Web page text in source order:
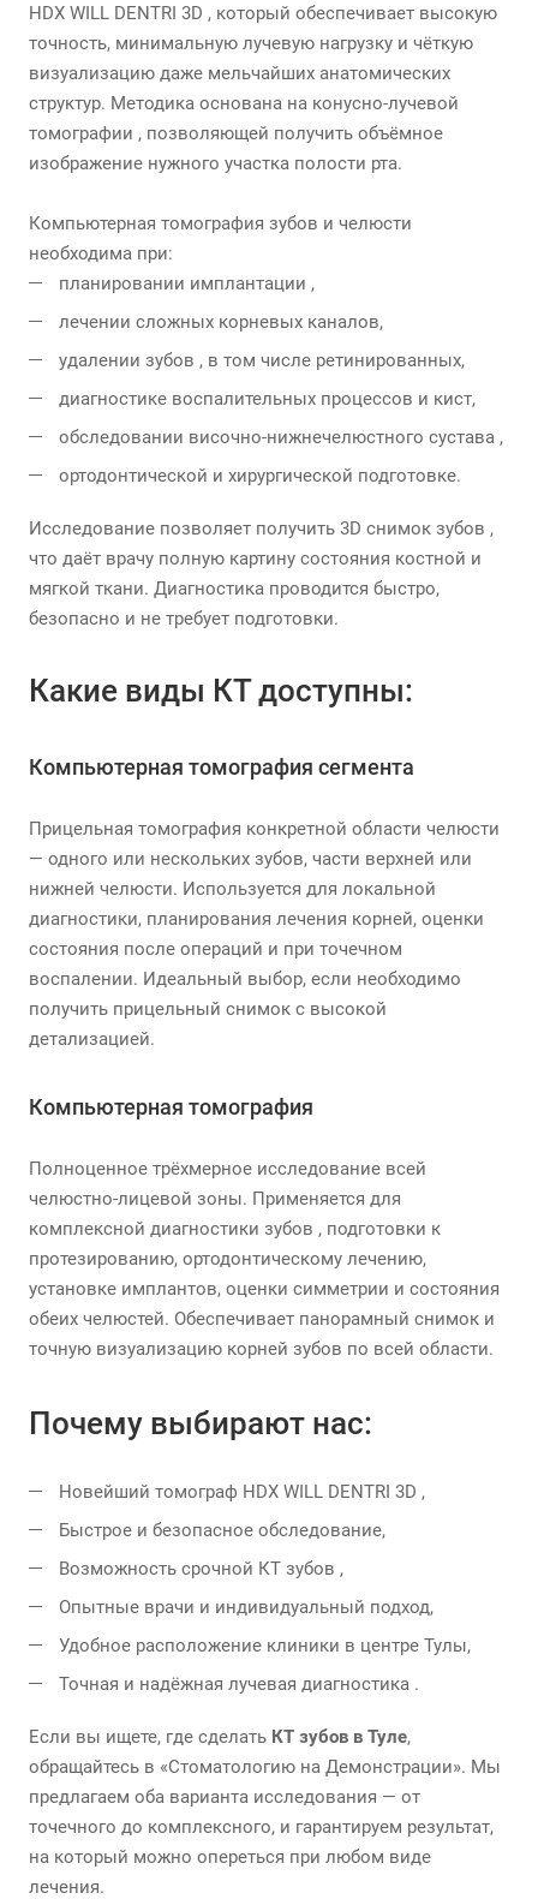
HDX WILL DENTRI 3D , который обеспечивает высокую
точность, минимальную лучевую нагрузку и чёткую
визуализацию даже мельчайших анатомических
структур. Методика основана на конусно-лучевой
томографии , позволяющей получить объёмное
изображение нужного участка полости рта.
Компьютерная томография зубов и челюсти
необходима при:
планировании имплантации ,
лечении сложных корневых каналов,
удалении зубов , в том числе ретинированных,
диагностике воспалительных процессов и кист,
обследовании височно-нижнечелюстного сустава ,
ортодонтической и хирургической подготовке.
Исследование позволяет получить 3D снимок зубов ,
что даёт врачу полную картину состояния костной и
мягкой ткани. Диагностика проводится быстро,
безопасно и не требует подготовки.
Какие виды КТ доступны:
Компьютерная томография сегмента
Прицельная томография конкретной области челюсти
— одного или нескольких зубов, части верхней или
нижней челюсти. Используется для локальной
диагностики, планирования лечения корней, оценки
состояния после операций и при точечном
воспалении. Идеальный выбор, если необходимо
получить прицельный снимок с высокой
детализацией.
Компьютерная томография
Полноценное трёхмерное исследование всей
челюстно-лицевой зоны. Применяется для
комплексной диагностики зубов , подготовки к
протезированию, ортодонтическому лечению,
установке имплантов, оценки симметрии и состояния
обеих челюстей. Обеспечивает панорамный снимок и
точную визуализацию корней зубов по всей области.
Почему выбирают нас:
Новейший томограф HDX WILL DENTRI 3D ,
Быстрое и безопасное обследование,
Возможность срочной КТ зубов ,
Опытные врачи и индивидуальный подход,
Удобное расположение клиники в центре Тулы,
Точная и надёжная лучевая диагностика .
Если вы ищете, где сделать КТ зубов в Туле,
обращайтесь в «Стоматологию на Демонстрации». Мы
предлагаем оба варианта исследования — от
точечного до комплексного, и гарантируем результат,
на который можно опереться при любом виде
лечения.